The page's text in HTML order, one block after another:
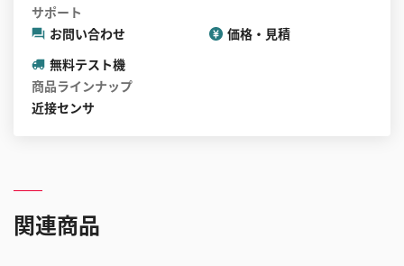
サポート
お問い合わせ
価格・見積
無料テスト機
商品ラインナップ
近接センサ
関連商品